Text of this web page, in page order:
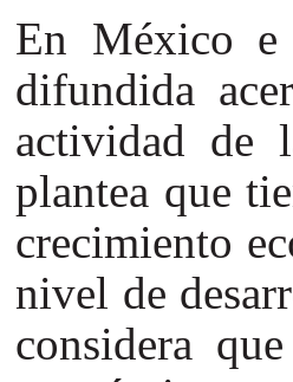
En México e
difundida
actividad de
plantea que
crecimiento
nivel de
considera